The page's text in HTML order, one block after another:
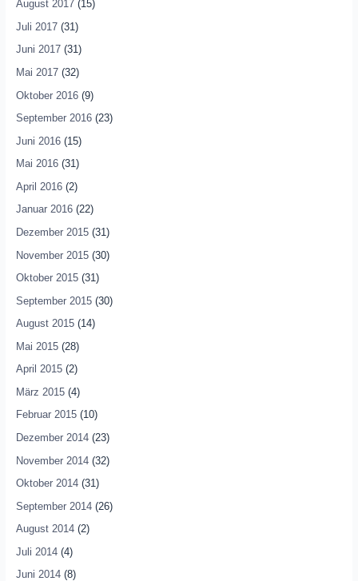
August 2017(15)
Juli 2017(31)
Juni 2017(31)
Mai 2017(32)
Oktober 2016(9)
September 2016(23)
Juni 2016(15)
Mai 2016(31)
April 2016(2)
Januar 2016(22)
Dezember 2015(31)
November 2015(30)
Oktober 2015(31)
September 2015(30)
August 2015(14)
Mai 2015(28)
April 2015(2)
März 2015(4)
Februar 2015(10)
Dezember 2014(23)
November 2014(32)
Oktober 2014(31)
September 2014(26)
August 2014(2)
Juli 2014(4)
Juni 2014(8)